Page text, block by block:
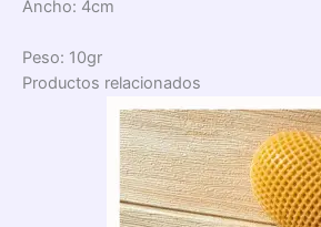
Ancho: 4cm
Peso: 10gr
Productos relacionados